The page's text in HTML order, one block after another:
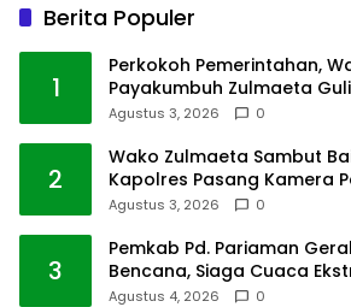
Berita Populer
1
Perkokoh Pemerintahan,
Payakumbuh Zulmaeta
Agustus 3, 2026 0
2
Wako Zulmaeta Sambut
Kapolres Pasang Kamera
Agustus 3, 2026 0
3
Pemkab Pd. Pariaman
Bencana, Siaga Cuaca
Agustus 4, 2026 0